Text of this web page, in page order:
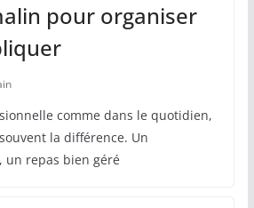
pour organiser
comme dans le quotidien,
la différence. Un
un repas bien géré